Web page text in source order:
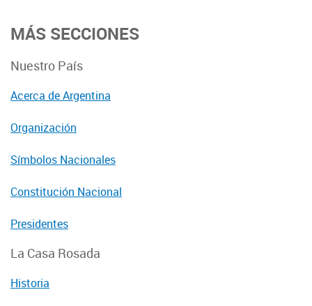
MÁS SECCIONES
Nuestro País
Acerca de Argentina
Organización
Símbolos Nacionales
Constitución Nacional
Presidentes
La Casa Rosada
Historia